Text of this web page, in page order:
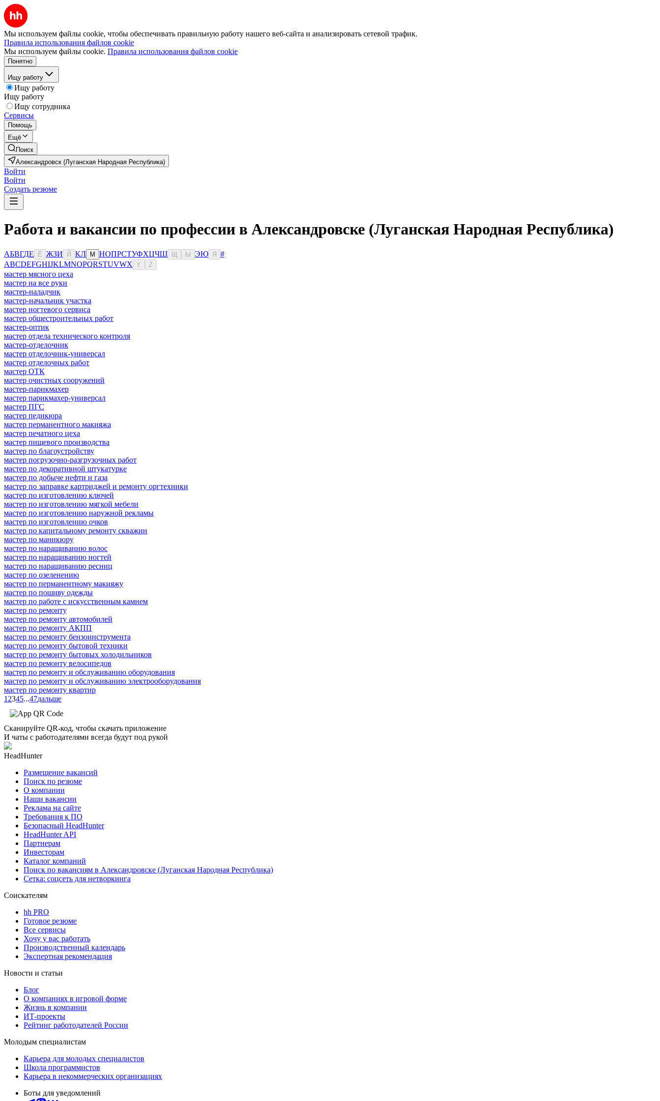
Мы используем файлы cookie, чтобы обеспечивать правильную работу нашего веб-сайта и анализировать сетевой трафик.
Правила использования файлов cookie
Мы используем файлы cookie. Правила использования файлов cookie
Понятно
Ищу работу
Ищу работу
Ищу работу
Ищу сотрудника
Сервисы
Помощь
Ещё
Поиск
Александровск (Луганская Народная Республика)
Войти
Войти
Создать резюме
Работа и вакансии по профессии в Александровске (Луганская Народная Республика)
АБВГДЕ Ё ЖЗИ Й КЛ М НОПРСТУФХЦЧШ Ы ЭЮ Я
#
ABCDEFGHIJKLMNOPQRSTUVWX Y Z
мастер мясного цеха
мастер на все руки
мастер-наладчик
мастер-начальник участка
мастер ногтевого сервиса
мастер общестроительных работ
мастер-оптик
мастер отдела технического контроля
мастер-отделочник
мастер отделочник-универсал
мастер отделочных работ
мастер ОТК
мастер очистных сооружений
мастер-парикмахер
мастер парикмахер-универсал
мастер ПГС
мастер педикюра
мастер перманентного макияжа
мастер печатного цеха
мастер пищевого производства
мастер по благоустройству
мастер погрузочно-разгрузочных работ
мастер по декоративной штукатурке
мастер по добыче нефти и газа
мастер по заправке картриджей и ремонту оргтехники
мастер по изготовлению ключей
мастер по изготовлению мягкой мебели
мастер по изготовлению наружной рекламы
мастер по изготовлению очков
мастер по капитальному ремонту скважин
мастер по маникюру
мастер по наращиванию волос
мастер по наращиванию ногтей
мастер по наращиванию ресниц
мастер по озеленению
мастер по перманентному макияжу
мастер по пошиву одежды
мастер по работе с искусственным камнем
мастер по ремонту
мастер по ремонту автомобилей
мастер по ремонту АКПП
мастер по ремонту бензоинструмента
мастер по ремонту бытовой техники
мастер по ремонту бытовых холодильников
мастер по ремонту велосипедов
мастер по ремонту и обслуживанию оборудования
мастер по ремонту и обслуживанию электрооборудования
мастер по ремонту квартир
1 2345...47дальше
Сканируйте QR-код, чтобы скачать приложение
И чаты с работодателями всегда будут под рукой
HeadHunter
Размещение вакансий
Поиск по резюме
О компании
Наши вакансии
Реклама на сайте
Требования к ПО
Безопасный HeadHunter
HeadHunter API
Партнерам
Инвесторам
Каталог компаний
Поиск по вакансиям в Александровске (Луганская Народная Республика)
Сетка: соцсеть для нетворкинга
Соискателям
hh PRO
Готовое резюме
Все сервисы
Хочу у вас работать
Производственный календарь
Экспертная рекомендация
Новости и статьи
Блог
О компаниях в игровой форме
Жизнь в компании
ИТ-проекты
Рейтинг работодателей России
Молодым специалистам
Карьера для молодых специалистов
Школа программистов
Карьера в некоммерческих организациях
Боты для уведомлений